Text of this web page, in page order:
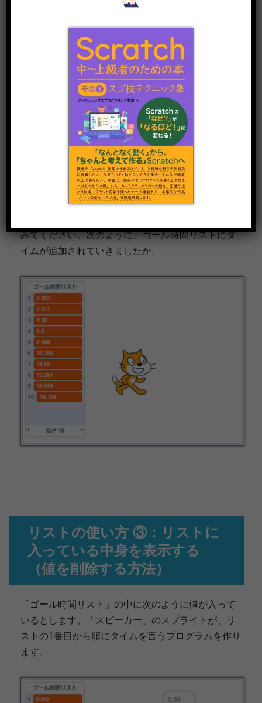
③. 「ネコ」のスプライトが押されたとき、「ゴール
時間リスト」にタイムを追加します。
④. プログラムを実行してみましょう。「緑の旗」を
みてください。次のように、ゴール時間リストにタ
イムが追加されていきましたか。
リストの使い方 ③：リストに
入っている中身を表示する
（値を削除する方法）
「ゴール時間リスト」の中に次のように値が入って
いるとします。「スピーカー」のスプライトが、リ
ストの1番目から順にタイムを言うプログラムを作り
ます。